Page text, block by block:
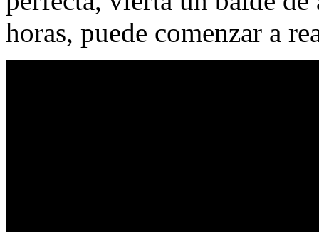
horas, puede comenzar a